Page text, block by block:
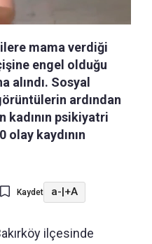
mama verdiği
engel olduğu
alındı. Sosyal
ardından
kadının psikiyatri
olay kaydının
Kaydet a- +A
ilçesinde